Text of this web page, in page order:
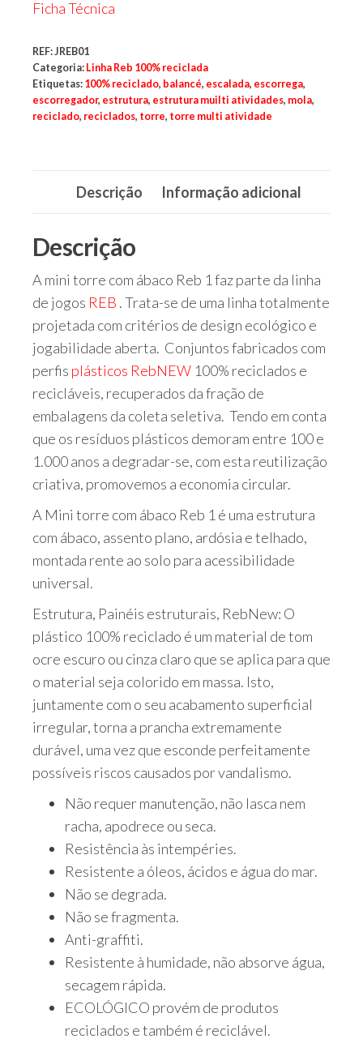
parques,
espaços
públicos,
cidades,
cidade,
manutenções
preventivas,
urbanismo,
Ficha Técnica
REF:JREB01
Categoria: Linha Reb 100% reciclada
Etiquetas: 100% reciclado, balancé, escalada, escorrega,
escorregador, estrutura, estrutura muilti atividades, mola,
reciclado, reciclados, torre, torre multi atividade
Descrição Informação adicional
Descrição
A mini torre com ábaco Reb 1 faz parte da linha
de jogos REB . Trata-se de uma linha totalmente
projetada com critérios de design ecológico e
jogabilidade aberta. Conjuntos fabricados com
perfis plásticos RebNEW 100% reciclados e
recicláveis, recuperados da fração de
embalagens da coleta seletiva. Tendo em conta
que os resíduos plásticos demoram entre 100 e
1.000 anos a degradar-se, com esta reutilização
criativa, promovemos a economia circular.
A Mini torre com ábaco Reb 1 é uma estrutura
com ábaco, assento plano, ardósia e telhado,
montada rente ao solo para acessibilidade
universal.
Estrutura, Painéis estruturais, RebNew: O
plástico 100% reciclado é um material de tom
ocre escuro ou cinza claro que se aplica para que
o material seja colorido em massa. Isto,
juntamente com o seu acabamento superficial
irregular, torna a prancha extremamente
durável, uma vez que esconde perfeitamente
possíveis riscos causados ​​por vandalismo.
Não requer manutenção, não lasca nem
racha, apodrece ou seca.
Resistência às intempéries.
Resistente a óleos, ácidos e água do mar.
Não se degrada.
Não se fragmenta.
Anti-graffiti.
Resistente à humidade, não absorve água,
secagem rápida.
ECOLÓGICO provém de produtos
reciclados e também é reciclável.